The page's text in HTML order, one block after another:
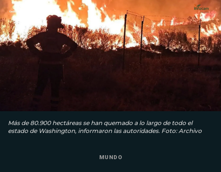
Más de 80.900 hectáreas se han quemado a lo largo de todo el
estado de Washington, informaron las autoridades. Foto: Archivo
MUNDO